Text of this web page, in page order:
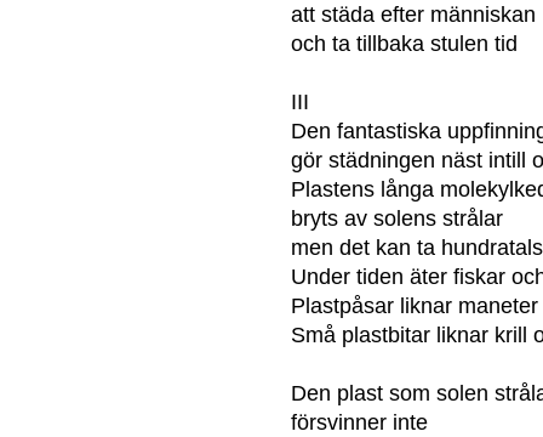
att städa efter människan
och ta tillbaka stulen tid
III
Den fantastiska
gör städningen näst intill
Plastens långa
bryts av solens strålar
men det kan ta
Under tiden äter fiskar
Plastpåsar liknar maneter
Små plastbitar liknar krill
Den plast som solen
försvinner inte